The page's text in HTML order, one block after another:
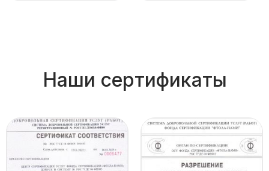
Наши сертификаты